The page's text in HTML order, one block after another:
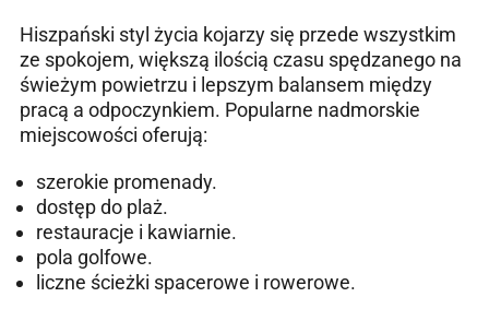
Hiszpański styl życia kojarzy się przede wszystkim
ze spokojem, większą ilością czasu spędzanego na
świeżym powietrzu i lepszym balansem między
pracą a odpoczynkiem. Popularne nadmorskie
miejscowości oferują:
szerokie promenady.
dostęp do plaż.
restauracje i kawiarnie.
pola golfowe.
liczne ścieżki spacerowe i rowerowe.